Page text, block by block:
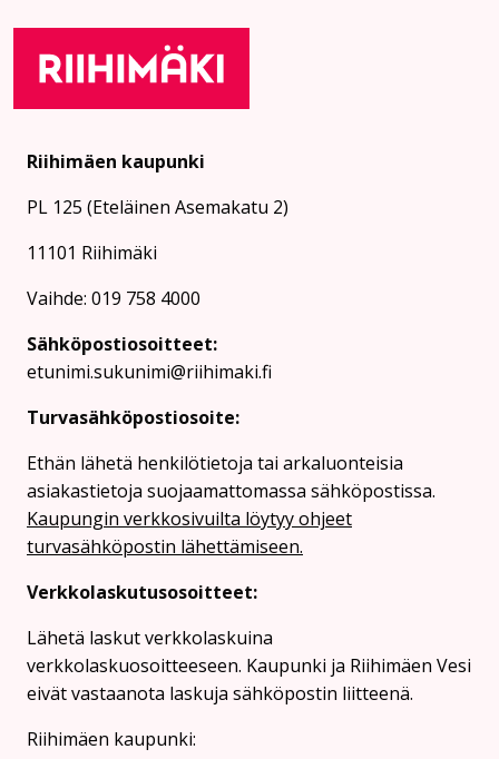
Riihimäen kaupunki
PL 125 (Eteläinen Asemakatu 2)
11101 Riihimäki
Vaihde: 019 758 4000
Sähköpostiosoitteet:
etunimi.sukunimi@riihimaki.fi
Turvasähköpostiosoite:
Ethän lähetä henkilötietoja tai arkaluonteisia
asiakastietoja suojaamattomassa sähköpostissa.
Kaupungin verkkosivuilta löytyy ohjeet
turvasähköpostin lähettämiseen.
Verkkolaskutusosoitteet:
Lähetä laskut verkkolaskuina
verkkolaskuosoitteeseen. Kaupunki ja Riihimäen Vesi
eivät vastaanota laskuja sähköpostin liitteenä.
Riihimäen kaupunki: